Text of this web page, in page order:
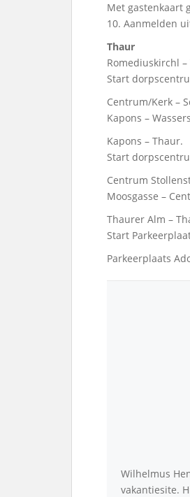
Met gastenkaart
10. Aanmelden
Thaur
Romediuskirchl –
Start
Centrum/Kerk –
Kapons –
Kapons – Thaur.
Start
Centrum
Moosgasse –
Thaurer Alm –
Start
Parkeerplaats
Wilhelmus
vakantiesite.